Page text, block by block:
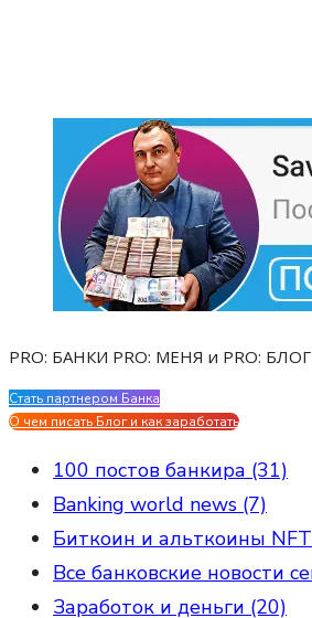
PRO: БАНКИ PRO: МЕНЯ и PRO: БЛОГ
Стать партнером Банка
О чем писать Блог и как заработать
100 постов банкира (31)
Banking world news (7)
Биткоин и альткоины
Все банковские новости
Заработок и деньги (20)